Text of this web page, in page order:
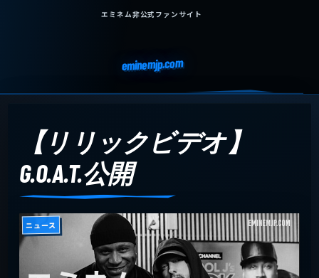
エミネム非公式ファンサイト
eminemjp.com
【リリックビデオ】
G.O.A.T.公開
ニュース